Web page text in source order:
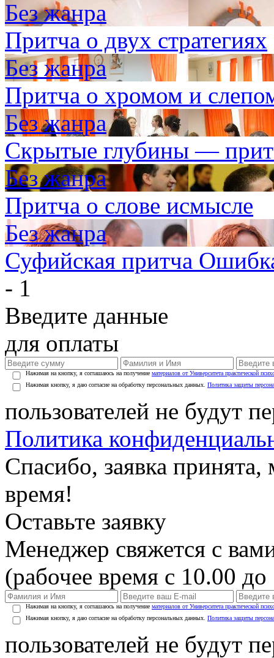
Без жанра
Притча о двух стратегиях
Без жанра
Притча о хромом и
Без жанра
Скрытые глубины —
Без жанра
Притча о слове исмысле
Без жанра
Суфийская притча
- 1
Введите данные
для оплаты
Нажимая на кнопку, я соглашаюсь на получение материалов от Университета практической
Нажимая кнопку, я даю согласие на обработку персональных данных. Политика защиты
пользователей не будут
Политика
Спасибо, заявка
время!
Оставьте заявку
Менеджер свяжется с
(рабочее время с 10.00
Нажимая на кнопку, я соглашаюсь на получение материалов от Университета практической
Нажимая кнопку, я даю согласие на обработку персональных данных. Политика защиты
пользователей не будут